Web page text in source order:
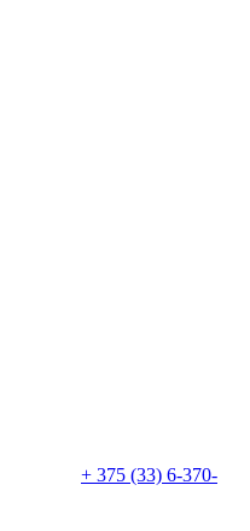
+ 375 (33) 6-370-